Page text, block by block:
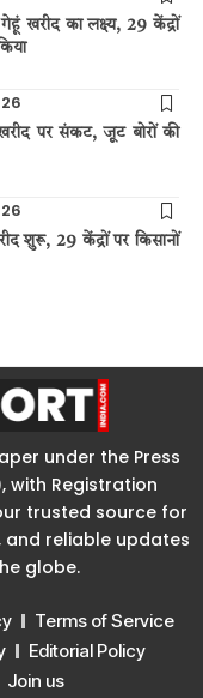
खरीद का लक्ष्य, 29 केंद्रों
पर संकट, जूट बोरों की
शुरू, 29 केंद्रों पर किसानों
under the Press
with Registration
trusted source for
and reliable updates
globe.
Terms of Service
Editorial Policy
Join us